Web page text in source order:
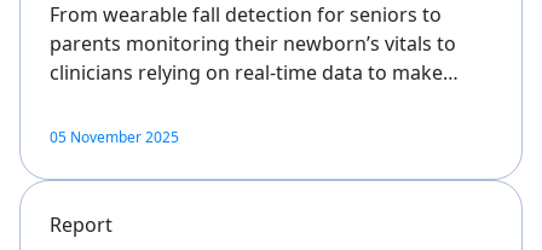
From wearable fall detection for seniors to
parents monitoring their newborn’s vitals to
clinicians relying on real-time data to make…
05 November 2025
Report